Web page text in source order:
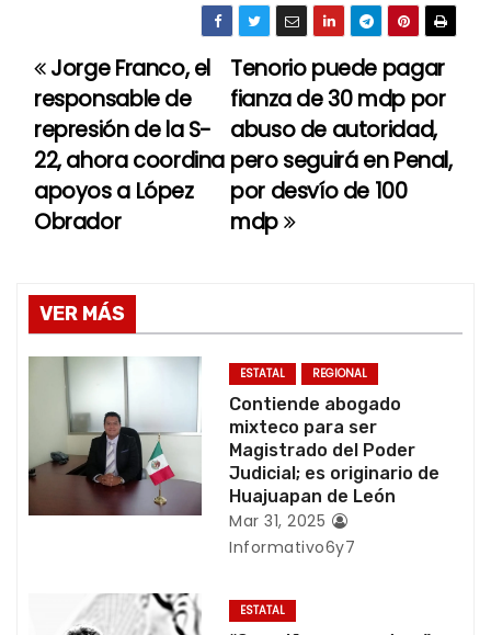
N
a
v
e
a
c
ó
n
Tenorio puede pagar
fianza de 30 mdp por
abuso de autoridad,
pero seguirá en Penal,
por desvío de 100
mdp
Jorge Franco, el
responsable de
represión de la S-
22, ahora coordina
apoyos a López
Obrador
VER MÁS
ESTATAL REGIONAL
Contiende abogado
mixteco para ser
Magistrado del Poder
Judicial; es originario de
Huajuapan de León
Mar 31, 2025
Informativo6y7
ESTATAL